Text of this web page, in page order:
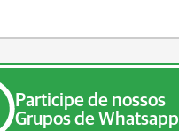
Participe de nossos
Grupos de Whatsapp